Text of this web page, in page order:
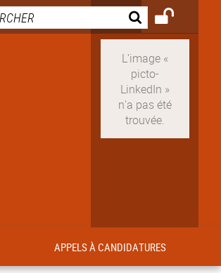
APPELS À CANDIDATURES